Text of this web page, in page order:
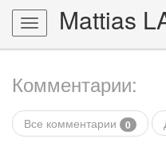
Toggle
navigation
Mattias
Комментарии:
Все комментарии 0